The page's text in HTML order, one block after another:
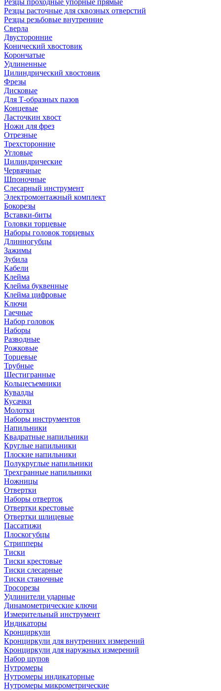
Резцы проходные упорные прямые
Резцы расточные для сквозных отверстий
Резцы резьбовые внутренние
Сверла
Двусторонние
Конический хвостовик
Корончатые
Удлиненные
Цилиндрический хвостовик
Фрезы
Дисковые
Для Т-образных пазов
Концевые
Ласточкин хвост
Ножи для фрез
Отрезные
Трехсторонние
Угловые
Цилиндрические
Червячные
Шпоночные
Слесарный инструмент
Электромонтажный комплект
Бокорезы
Вставки-биты
Головки торцевые
Наборы головок торцевых
Длинногубцы
Зажимы
Зубила
Кабели
Клейма
Клейма буквенные
Клейма цифровые
Ключи
Гаечные
Набор головок
Наборы
Разводные
Рожковые
Торцевые
Трубные
Шестигранные
Кольцесъемники
Кувалды
Кусачки
Молотки
Наборы инструментов
Напильники
Квадратные напильники
Круглые напильники
Плоские напильники
Полукруглые напильники
Трехгранные напильники
Ножницы
Отвертки
Наборы отверток
Отвертки крестовые
Отвертки шлицевые
Пассатижи
Плоскогубцы
Стрипперы
Тиски
Тиски крестовые
Тиски слесарные
Тиски станочные
Тросорезы
Удлинители ударные
Динамометрические ключи
Измерительный инструмент
Индикаторы
Кронциркули
Кронциркули для внутренних измерений
Кронциркули для наружных измерений
Набор щупов
Нутромеры
Нутромеры индикаторные
Нутромеры микрометрические